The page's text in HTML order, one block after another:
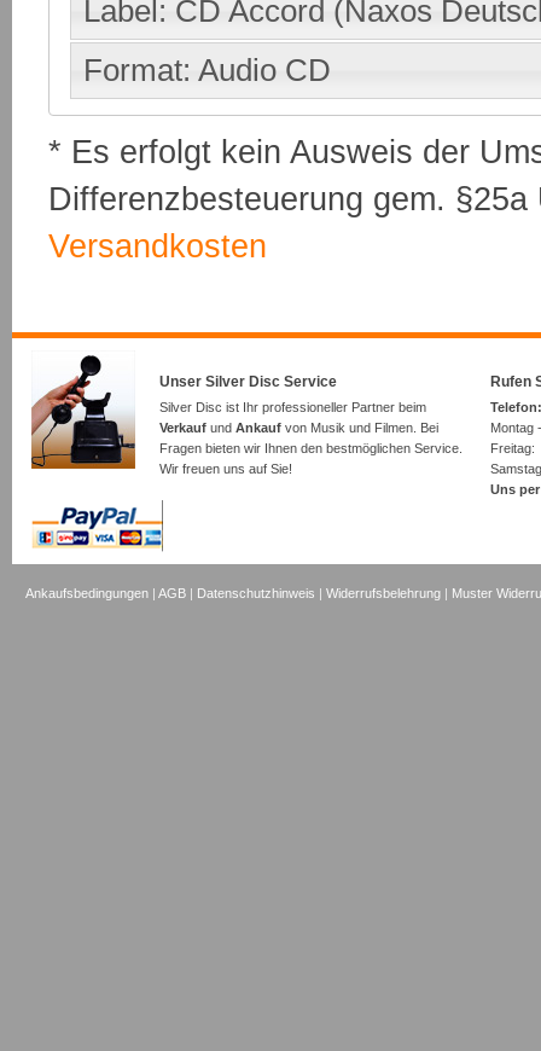
Label: CD Accord (Naxos
Format: Audio CD
* Es erfolgt kein Ausweis der
Differenzbesteuerung gem.
Versandkosten
Unser Silver Disc Service
Silver Disc ist Ihr professioneller Partner beim
Verkauf und Ankauf von Musik und Filmen. Bei
Fragen bieten wir Ihnen den bestmöglichen Service.
Wir freuen uns auf Sie!
Rufen
Montag
Uns
Ankaufsbedingungen |AGB | Datenschutzhinweis |Widerrufsbelehrung | Muster